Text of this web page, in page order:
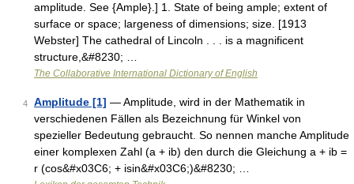
amplitude. See {Ample}.] 1. State of being ample; extent of
surface or space; largeness of dimensions; size. [1913
Webster] The cathedral of Lincoln . . . is a magnificent
structure,&#8230; …
The Collaborative International Dictionary of English
4 Amplitude [1] — Amplitude, wird in der Mathematik in
verschiedenen Fällen als Bezeichnung für Winkel von
spezieller Bedeutung gebraucht. So nennen manche Amplitude
einer komplexen Zahl (a + ib) den durch die Gleichung a + ib =
r (cos&#x03C6; + isin&#x03C6;)&#8230; …